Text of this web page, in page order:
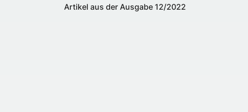
Artikel aus der Ausgabe 12/2022